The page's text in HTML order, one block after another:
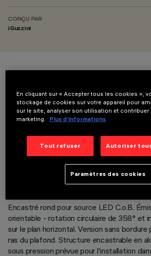
CONÇU PAR
iGuzzini
DONNÉES TECHNIQUES
DERNIÈRE MISE À JOUR: 01/08/2026
Encastré rond pour source LED C.o.B.
orientable - rotation circulaire de 358° et
sur le plan horizontal. Version sans bordure
ras du plafond. Structure encastrable en
sous pression prévue pour l'installation
En cliquant sur « Accepter tous les cookies »,
stockage de cookies sur votre appareil pour
sur le site, analyser son utilisation et
marketing.
Plus d’informations
Tout refuser Autoriser
Paramètres des cookies